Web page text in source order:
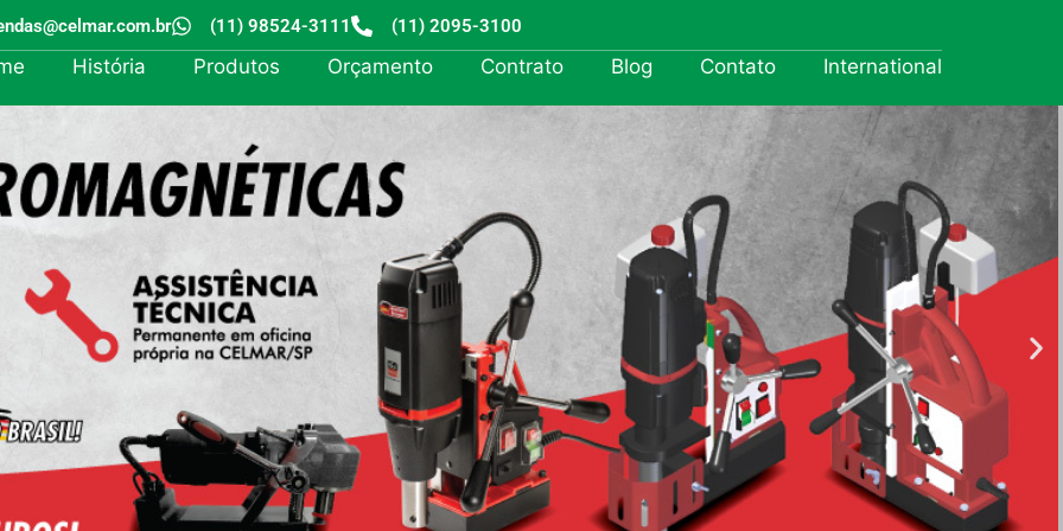
(11) 98524-3111 (11) 2095-3100
História Produtos Orçamento Contrato Blog Contato International